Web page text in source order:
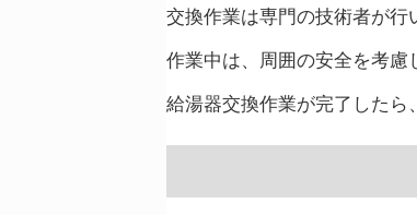
交換作業は専門の技術者が行
作業中は、周囲の安全を考慮
給湯器交換作業が完了したら